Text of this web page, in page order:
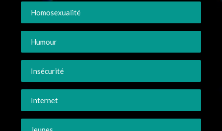
Homosexualité
Humour
Insécurité
Internet